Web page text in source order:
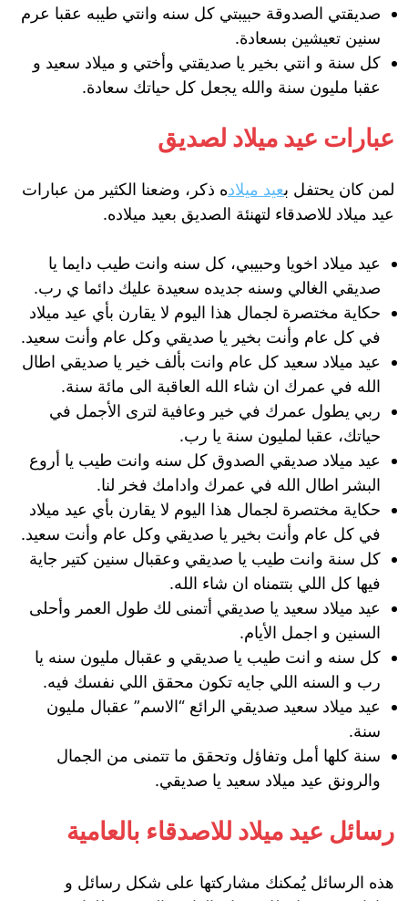
صديقتي الصدوقة حبيبتي كل سنه وانتي طيبه عقبا عرم
سنين تعيشين بسعادة.
كل سنة و انتي بخير يا صديقتي وأختي و ميلاد سعيد و
عقبا مليون سنة والله يجعل كل حياتك سعادة.
عبارات عيد ميلاد لصديق
لمن كان يحتفل بعيد ميلاده ذكر، وضعنا الكثير من عبارات
عيد ميلاد للاصدقاء لتهنئة الصديق بعيد ميلاده.
عيد ميلاد اخويا وحبيبي، كل سنه وانت طيب دايما يا
صديقي الغالي وسنه جديده سعيدة عليك دائما ي رب.
حكاية مختصرة لجمال هذا اليوم لا يقارن بأي عيد ميلاد
في كل عام وأنت بخير يا صديقي وكل عام وأنت سعيد.
عيد ميلاد سعيد كل عام وانت بألف خير يا صديقي اطال
الله في عمرك ان شاء الله العاقبة الى مائة سنة.
ربي يطول عمرك في خير وعافية لترى الأجمل في
حياتك، عقبا لمليون سنة يا رب.
عيد ميلاد صديقي الصدوق كل سنه وانت طيب يا أروع
البشر اطال الله في عمرك وادامك فخر لنا.
حكاية مختصرة لجمال هذا اليوم لا يقارن بأي عيد ميلاد
في كل عام وأنت بخير يا صديقي وكل عام وأنت سعيد.
كل سنة وانت طيب يا صديقي وعقبال سنين كتير جاية
فيها كل اللي بتتمناه ان شاء الله.
عيد ميلاد سعيد يا صديقي أتمنى لك طول العمر وأحلى
السنين و اجمل الأيام.
كل سنه و انت طيب يا صديقي و عقبال مليون سنه يا
رب و السنه اللي جايه تكون محقق اللي نفسك فيه.
عيد ميلاد سعيد صديقي الرائع “الاسم” عقبال مليون
سنة.
سنة كلها أمل وتفاؤل وتحقق ما تتمنى من الجمال
والرونق عيد ميلاد سعيد يا صديقي.
رسائل عيد ميلاد للاصدقاء بالعامية
هذه الرسائل يُمكنك مشاركتها على شكل رسائل و